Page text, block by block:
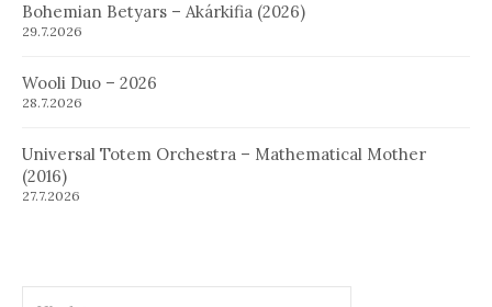
Bohemian Betyars – Akárkifia (2026)
29.7.2026
Wooli Duo – 2026
28.7.2026
Universal Totem Orchestra – Mathematical Mother
(2016)
27.7.2026